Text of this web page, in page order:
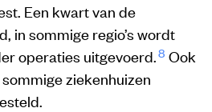
Een kwart van de
in sommige regio’s wordt
operaties uitgevoerd.8 Ook
ziekenhuizen